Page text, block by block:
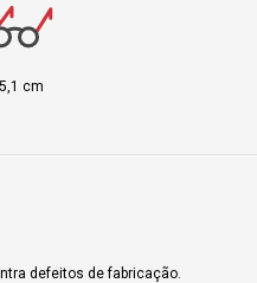
5,1 cm
defeitos de fabricação.